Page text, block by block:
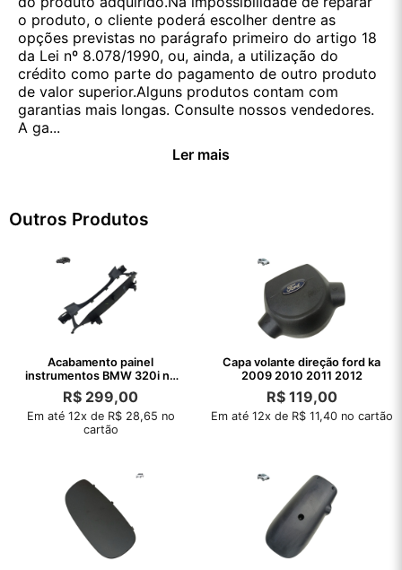
o produto, o cliente poderá escolher dentre as
opções previstas no parágrafo primeiro do artigo 18
da Lei nº 8.078/1990, ou, ainda, a utilização do
crédito como parte do pagamento de outro produto
de valor superior.Alguns produtos contam com
garantias mais longas. Consulte nossos vendedores.
A ga...
Ler mais
Outros Produtos
Acabamento painel
instrumentos BMW 320i no
Sport 2021 2022
R$ 299,00
Em até 12x de R$ 28,65 no
cartão
Capa volante direção ford ka
2009 2010 2011 2012
R$119,00
Em até 12x de R$ 11,40 no cartão